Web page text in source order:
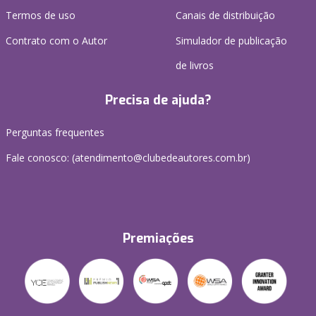
Termos de uso
Contrato com o Autor
Canais de distribuição
Simulador de publicação
de livros
Precisa de ajuda?
Perguntas frequentes
Fale conosco: (atendimento@clubedeautores.com.br)
Premiações